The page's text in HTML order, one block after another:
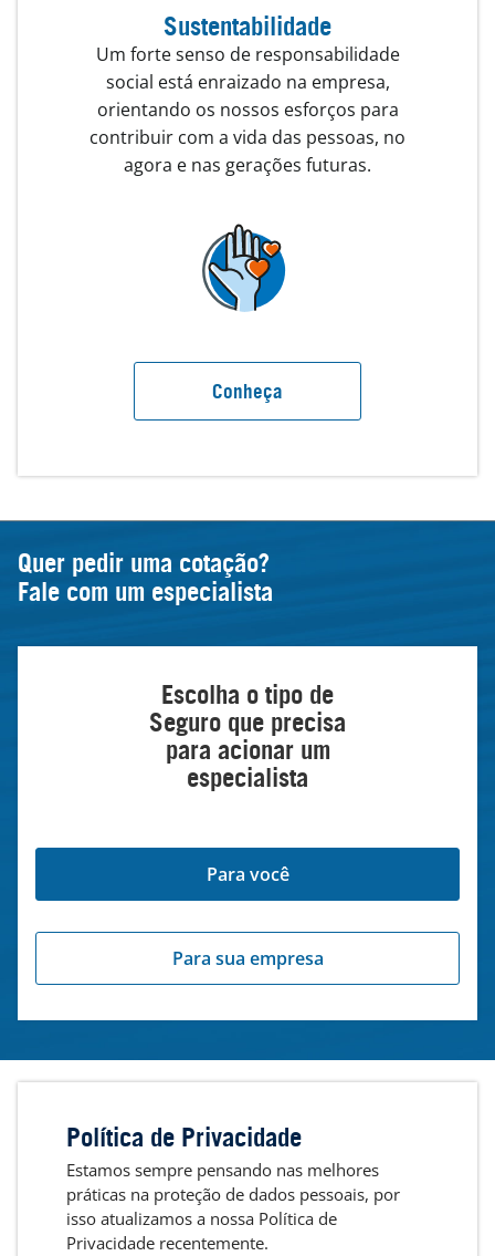
Sustentabilidade
Um forte senso de responsabilidade
social está enraizado na empresa,
orientando os nossos esforços para
contribuir com a vida das pessoas, no
agora e nas gerações futuras.
Conheça
Quer pedir uma cotação?
Fale com um especialista
Escolha o tipo de
Seguro que precisa
para acionar um
especialista
Para você
Para sua empresa
Política de Privacidade
Estamos sempre pensando nas melhores
práticas na proteção de dados pessoais, por
isso atualizamos a nossa Política de
Privacidade recentemente.